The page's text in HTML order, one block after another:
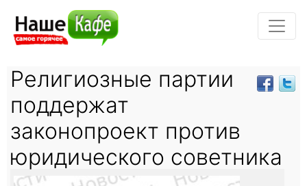
Религиозные партии
поддержат
законопроект против
юридического советника